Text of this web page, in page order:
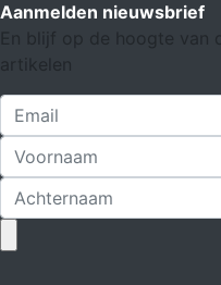
Aanmelden nieuwsbrief
En blijf op de hoogte van
artikelen